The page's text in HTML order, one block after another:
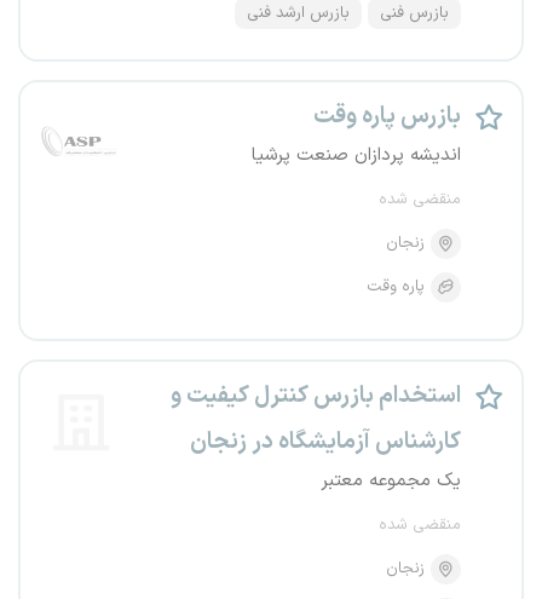
بازرس فنی بازرس ارشد فنی
بازرس پاره وقت
اندیشه پردازان صنعت پرشیا
منقضی شده
زنجان
پاره وقت
استخدام بازرس کنترل کیفیت و
کارشناس آزمایشگاه در زنجان
یک مجموعه معتبر
منقضی شده
زنجان